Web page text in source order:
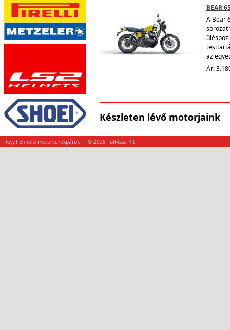
BEAR
A Bear
sorozat
az
Ár:
Készleten lévő motorjaink
Royal Enfield motorkerékpárok • © 2025 Full-Gas Kft